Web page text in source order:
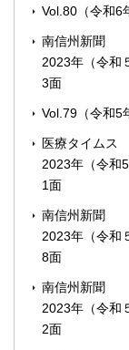
Vol.80（令和6
南信州新聞
2023年（令和
3面
Vol.79（令和5
医療タイムス
2023年（令和
1面
南信州新聞
2023年（令和
8面
南信州新聞
2023年（令和
2面